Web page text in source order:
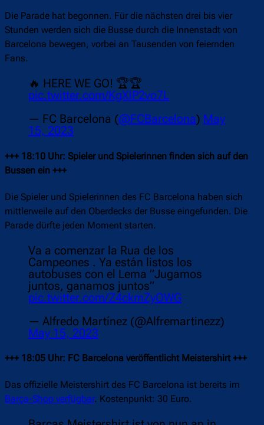
Die Parade hat begonnen. Für die nächsten drei bis vier
Stunden werden sich die Busse durch die Innenstadt von
Barcelona bewegen, vorbei an Tausenden von feiernden
Fans.
🔥 HERE WE GO! 🏆🏆
pic.twitter.com/KgXlP2vo7L
— FC Barcelona (@FCBarcelona) May
15, 2023
+++ 18:10 Uhr: Spieler und Spielerinnen finden sich auf den
Bussen ein +++
Die Spieler und Spielerinnen des FC Barcelona haben sich
mittlerweile auf den Oberdecks der Busse eingefunden. Die
Parade dürfte jeden Moment starten.
Va a comenzar la Rua de los
Campeones . Ya están listos los
autobuses con el Lema ”Jugamos
juntos, ganamos juntos”
pic.twitter.com/Z4ckmZyOWG
— Alfredo Martínez (@Alfremartinezz)
May 15, 2023
+++ 18:05 Uhr: FC Barcelona veröffentlicht Meistershirt +++
Das offizielle Meistershirt des FC Barcelona ist bereits im
Barça-Shop verfügbar. Kostenpunkt: 30 Euro.